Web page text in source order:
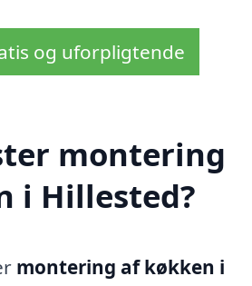
og uforpligtende
montering
i Hillested?
montering af køkken i